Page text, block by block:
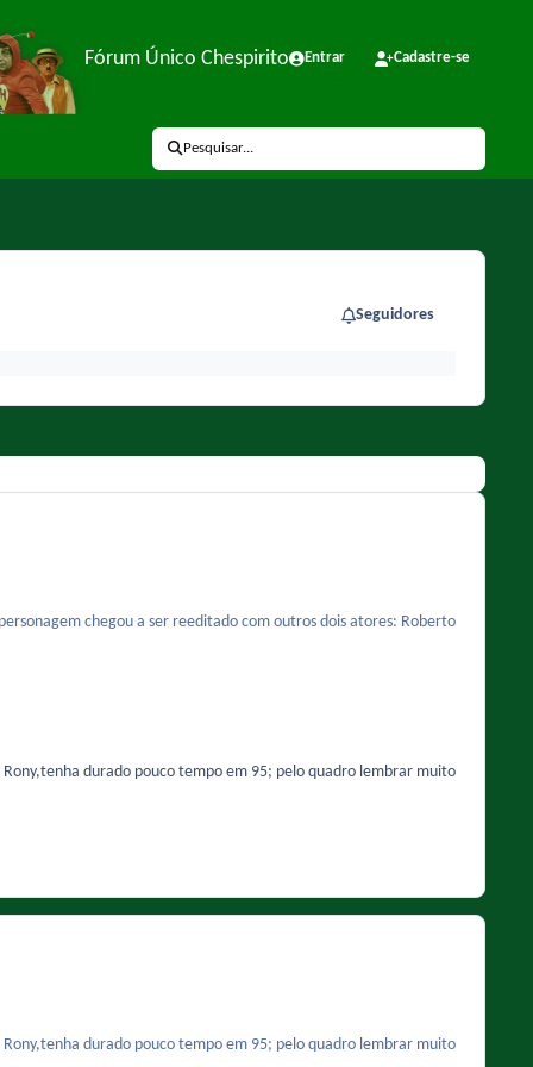
Fórum Único Chespirito Entrar Cadastre-se
Pesquisar...
Seguidores
chegou a ser reeditado com outros dois atores: Roberto
durado pouco tempo em 95; pelo quadro lembrar muito
durado pouco tempo em 95; pelo quadro lembrar muito